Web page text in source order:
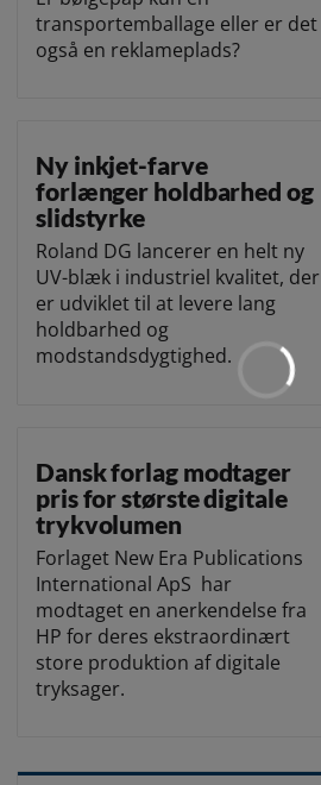
transportemballage eller er det
også en reklameplads?
Ny inkjet-farve
forlænger holdbarhed og
slidstyrke
Roland DG lancerer en helt ny
UV-blæk i industriel kvalitet, der
er udviklet til at levere lang
holdbarhed og
modstandsdygtighed.
Dansk forlag modtager
pris for største digitale
trykvolumen
Forlaget New Era Publications
International ApS har
modtaget en anerkendelse fra
HP for deres ekstraordinært
store produktion af digitale
tryksager.